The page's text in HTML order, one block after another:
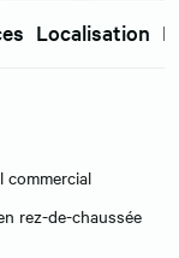
Localisation
commercial
rez-de-chaussée